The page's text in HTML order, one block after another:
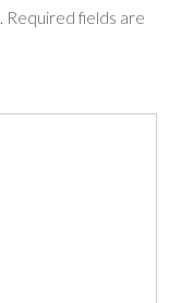
Required fields are